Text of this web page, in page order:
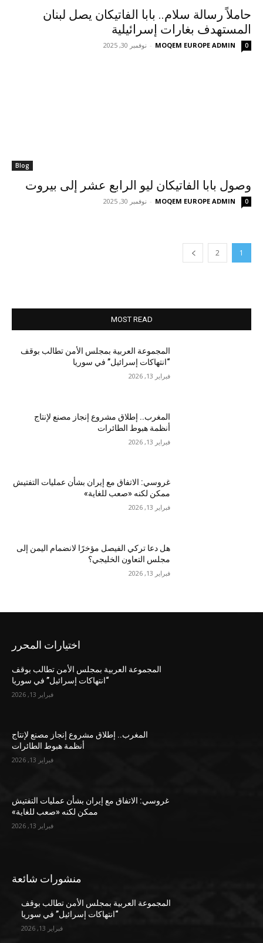
حاملاً رسالة سلام.. بابا الفاتيكان يصل لبنان
المستهدف بغارات إسرائيلية
MOQEM EUROPE ADMIN
- نوفمبر 30, 2025 0
Blog
وصول بابا الفاتيكان ليو الرابع عشر إلى بيروت
MOQEM EUROPE ADMIN
- نوفمبر 30, 2025 0
1
2
MOST READ
المجموعة العربية بمجلس الأمن تطالب بوقف
“انتهاكات إسرائيل” في سوريا
فبراير 13, 2026
المغرب.. إطلاق مشروع إنجاز مصنع لإنتاج
أنظمة هبوط الطائرات
فبراير 13, 2026
غروسي: الاتفاق مع إيران بشأن عمليات التفتيش
ممكن لكنه «صعب للغاية»
فبراير 13, 2026
هل دعا تركي الفيصل مؤخرًا لانضمام اليمن إلى
مجلس التعاون الخليجي؟
فبراير 13, 2026
اختيارات المحرر
المجموعة العربية بمجلس الأمن تطالب بوقف
“انتهاكات إسرائيل” في سوريا
فبراير 13, 2026
المغرب.. إطلاق مشروع إنجاز مصنع لإنتاج
أنظمة هبوط الطائرات
فبراير 13, 2026
غروسي: الاتفاق مع إيران بشأن عمليات التفتيش
ممكن لكنه «صعب للغاية»
فبراير 13, 2026
منشورات شائعة
المجموعة العربية بمجلس الأمن تطالب بوقف
“انتهاكات إسرائيل” في سوريا
فبراير 13, 2026